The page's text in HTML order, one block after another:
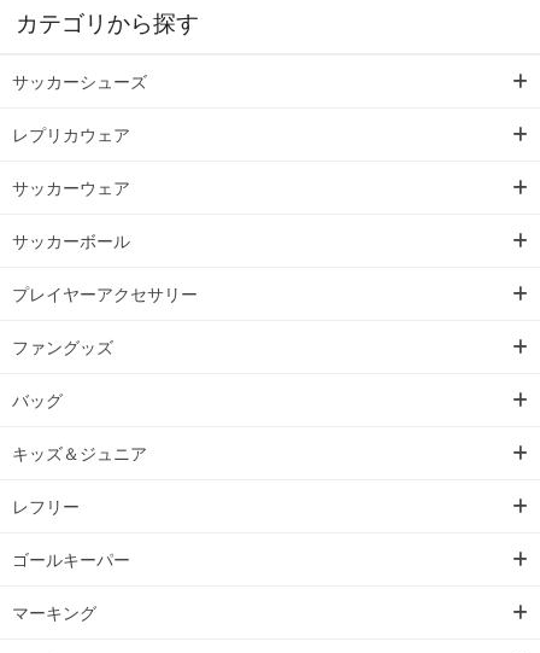
カテゴリから探す
サッカーシューズ
レプリカウェア
サッカーウェア
サッカーボール
プレイヤーアクセサリー
ファングッズ
バッグ
キッズ＆ジュニア
レフリー
ゴールキーパー
マーキング